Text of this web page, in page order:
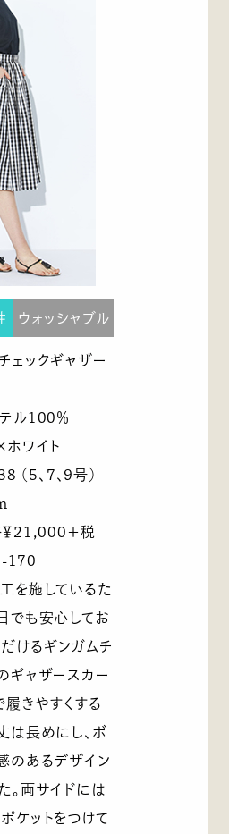
ウォッシャブル
ェックギャザー
ル100％
ホワイト
（5、7、9号）
21,000＋税
170
を施しているた
でも安心してお
けるギンガムチ
ギャザースカー
履きやすくする
は長めにし、ボ
のあるデザイン
。両サイドには
ケットをつけて